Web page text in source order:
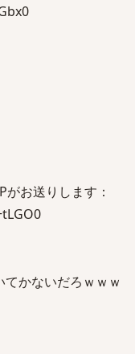
お送りします：
かないだろｗｗｗ